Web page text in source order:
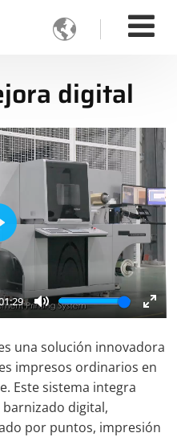

digital
Mute
una solución innovadora
impresos ordinarios en
Este sistema integra
digital,
por puntos, impresión